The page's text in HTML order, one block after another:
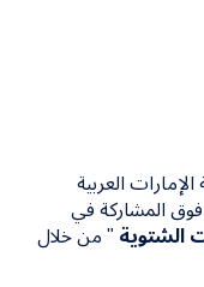
العربية
المشاركة في
الشتوية" من خلال